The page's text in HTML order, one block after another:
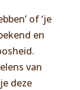
of ‘je
en
van
deze